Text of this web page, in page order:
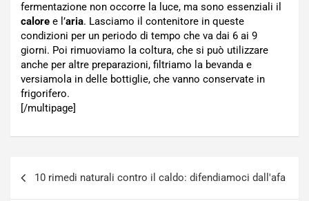
fermentazione non occorre la luce, ma sono essenziali il
calore e l’aria. Lasciamo il contenitore in queste
condizioni per un periodo di tempo che va dai 6 ai 9
giorni. Poi rimuoviamo la coltura, che si può utilizzare
anche per altre preparazioni, filtriamo la bevanda e
versiamola in delle bottiglie, che vanno conservate in
frigorifero.
[/multipage]
10 rimedi naturali contro il caldo: difendiamoci dall'afa